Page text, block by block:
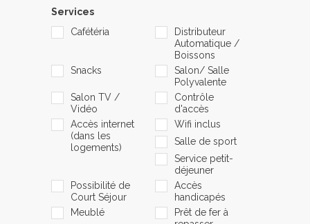
Services
Cafétéria
Distributeur
Automatique /
Boissons
Snacks
Salon/ Salle
Polyvalente
Salon TV /
Vidéo
Contrôle
d'accès
Accès internet
(dans les
logements)
Wifi inclus
Salle de sport
Service petit-
déjeuner
Possibilité de
Court Séjour
Accès
handicapés
Meublé
Prêt de fer à